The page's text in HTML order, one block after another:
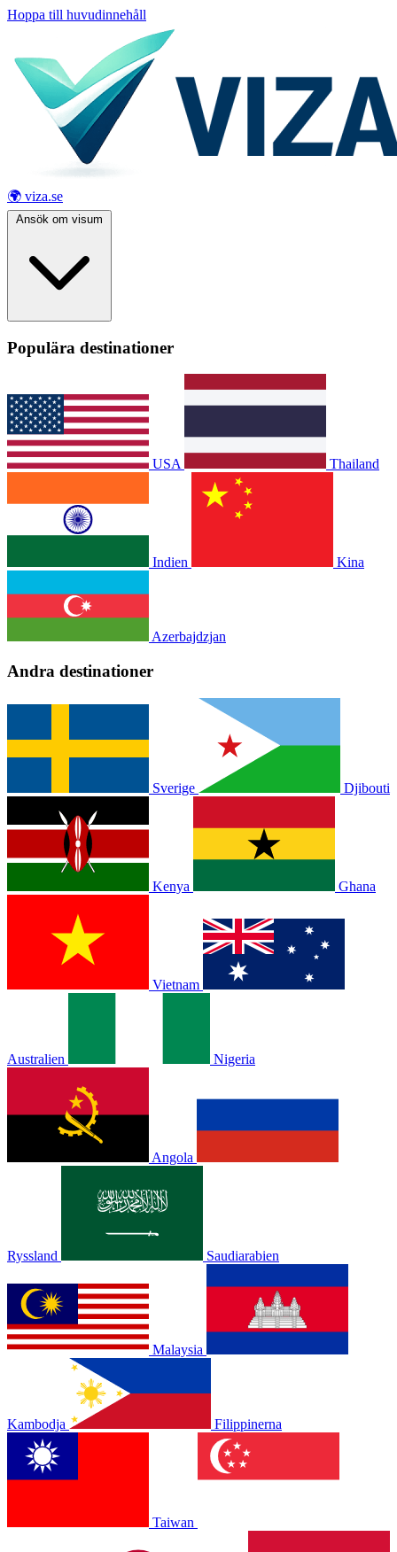
Hoppa till huvudinnehåll
🌍 viza.se
Ansök om visum
Populära destinationer
USA Thailand
Indien Kina
Azerbajdzjan
Andra destinationer
Sverige Djibouti
Kenya Ghana
Vietnam
Australien Nigeria
Angola
Ryssland Saudiarabien
Malaysia
Kambodja Filippinerna
Taiwan